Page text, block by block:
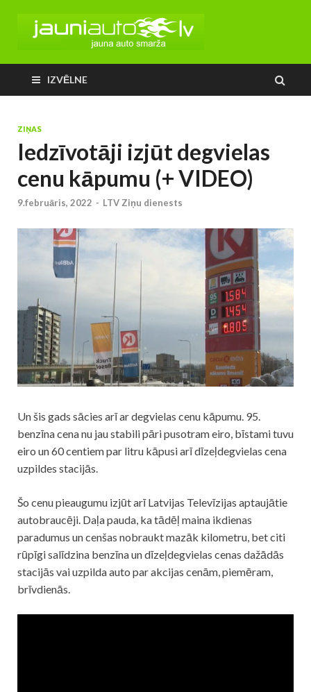
IZVĒLNE
ZIŅAS
Iedzīvotāji izjūt degvielas
cenu kāpumu (+ VIDEO)
9.februāris, 2022 - LTV Ziņu dienests
Un šis gads sācies arī ar degvielas cenu kāpumu. 95.
benzīna cena nu jau stabili pāri pusotram eiro, bīstami tuvu
eiro un 60 centiem par litru kāpusi arī dīzeļdegvielas cena
uzpildes stacijās.
Šo cenu pieaugumu izjūt arī Latvijas Televīzijas aptaujātie
autobraucēji. Daļa pauda, ka tādēļ maina ikdienas
paradumus un cenšas nobraukt mazāk kilometru, bet citi
rūpīgi salīdzina benzīna un dīzeļdegvielas cenas dažādās
stacijās vai uzpilda auto par akcijas cenām, piemēram,
brīvdienās.